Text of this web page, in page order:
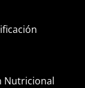
Nutricional